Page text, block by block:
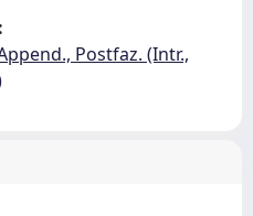
Postfaz. (Intr.,